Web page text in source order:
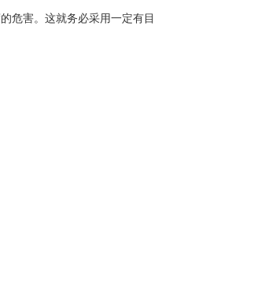
危害。这就务必采用一定有目